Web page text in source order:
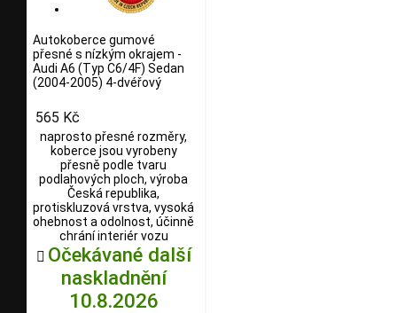
Autokoberce gumové
přesné s nízkým okrajem -
Audi A6 (Typ C6/4F) Sedan
(2004-2005) 4-dvéřový
565 Kč
naprosto přesné rozměry,
koberce jsou vyrobeny
přesně podle tvaru
podlahových ploch, výroba
Česká republika,
protiskluzová vrstva, vysoká
ohebnost a odolnost, účinně
chrání interiér vozu
 Očekávané další
naskladnění
10.8.2026